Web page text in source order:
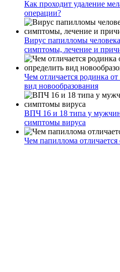
Как проходит удаление
операции?
Вирус папилломы
симптомы, лечение и
Чем отличается родинка
вид новообразования
ВПЧ 16 и 18 типа у
симптомы вируса
Чем папиллома отличается